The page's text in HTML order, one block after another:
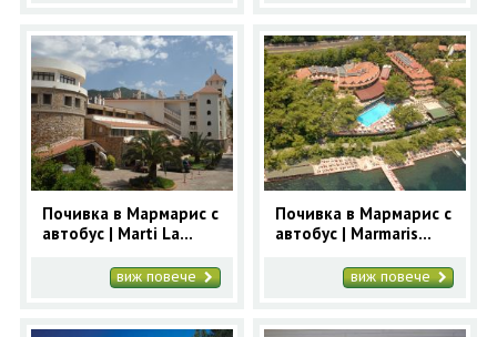
Почивка в Мармарис с
автобус | Marti La
записвания Мармарис
виж повече
Почивка в Мармарис с
автобус | Marmaris
записвания Мармарис
виж повече